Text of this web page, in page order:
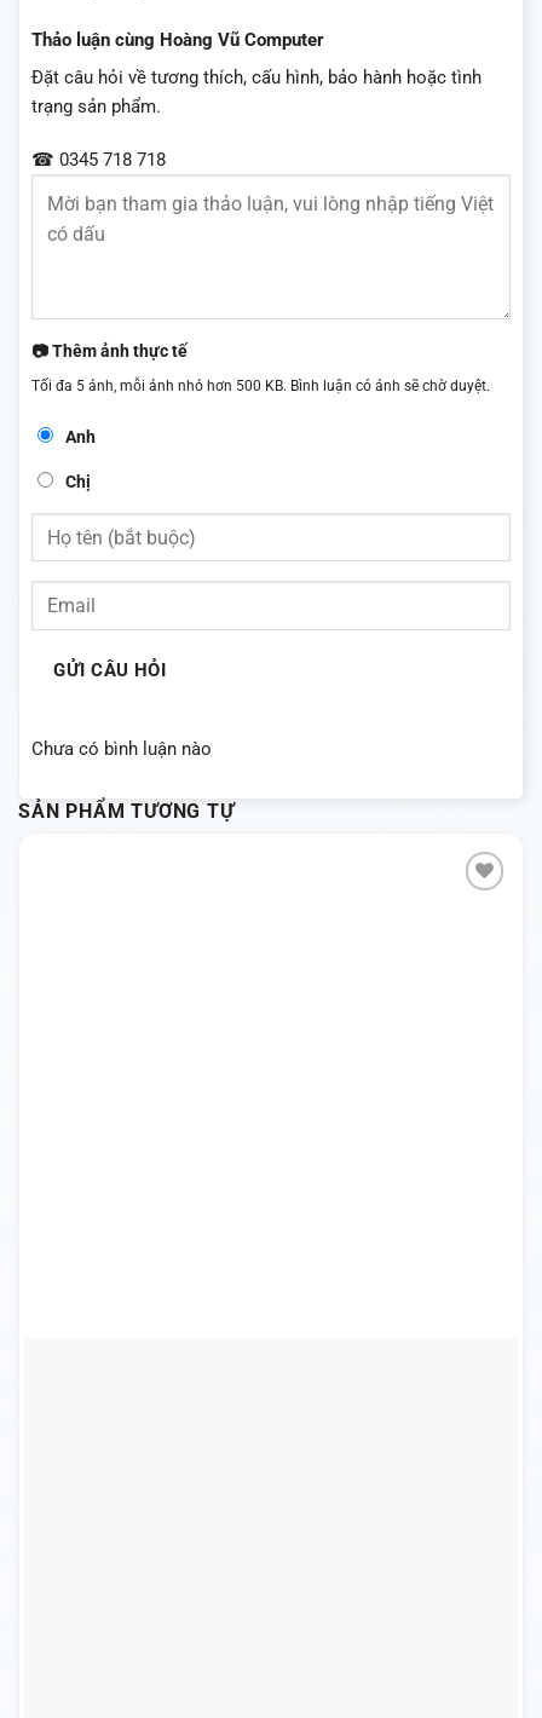
Thảo luận cùng Hoàng Vũ Computer
Đặt câu hỏi về tương thích, cấu hình, bảo hành hoặc tình
trạng sản phẩm.
☎ 0345 718 718
📷 Thêm ảnh thực tế
Tối đa 5 ảnh, mỗi ảnh nhỏ hơn 500 KB. Bình luận có ảnh sẽ chờ duyệt.
Anh
Chị
GỬI CÂU HỎI
Chưa có bình luận nào
SẢN PHẨM TƯƠNG TỰ